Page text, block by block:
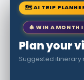
🗺 AI TRIP
🎄 WIN A
Plan your
Suggested itinerary